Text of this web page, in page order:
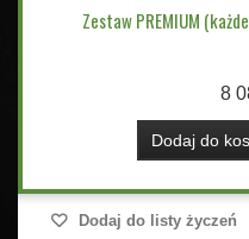
Zestaw PREMIUM
8
Dodaj do
Dodaj do listy życzeń